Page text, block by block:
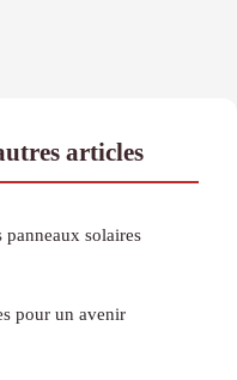
articles
solaires
pour un avenir